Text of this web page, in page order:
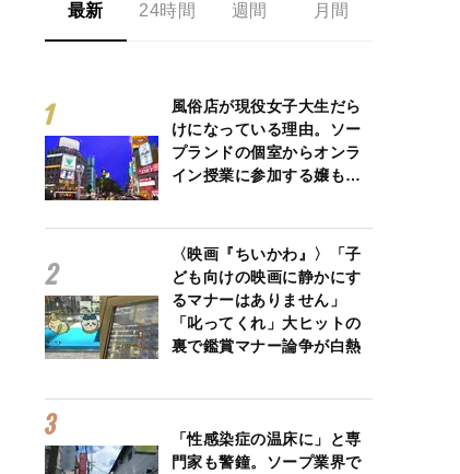
最新 24時間 週間 月間
風俗店が現役女子大生だら
けになっている理由。ソー
プランドの個室からオンラ
イン授業に参加する嬢も…
〈映画『ちいかわ』〉「子
ども向けの映画に静かにす
るマナーはありません」
「叱ってくれ」大ヒットの
裏で鑑賞マナー論争が白熱
「性感染症の温床に」と専
門家も警鐘。ソープ業界で